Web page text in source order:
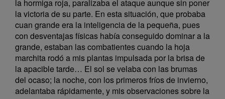
la hormiga roja, paralizaba el ataque aunque sin poner
la victoria de su parte. En esta situación, que probaba
cuan grande era la inteligencia de la pequeña, pues
con desventajas físicas había conseguido dominar a la
grande, estaban las combatientes cuando la hoja
marchita rodó a mis plantas impulsada por la brisa de
la apacible tarde… El sol se velaba con las brumas
del ocaso; la noche, con los primeros fríos de invierno,
adelantaba rápidamente, y mis observaciones sobre la